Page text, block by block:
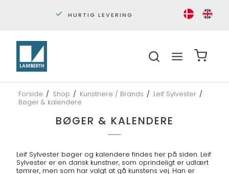
HURTIG LEVERING
Forside / Shop / Kunstnere / Brands / Leif Sylvester /
Bøger & kalendere
BØGER & KALENDERE
Leif Sylvester bøger og kalendere findes her på siden. Leif
Sylvester er en dansk kunstner, som oprindeligt er udlært
tømrer, men som har valgt at gå kunstens vej. Han er